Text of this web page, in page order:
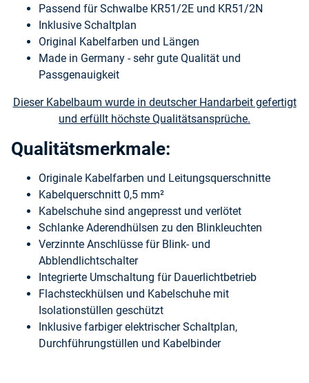
Passend für Schwalbe KR51/2E und KR51/2N
Inklusive Schaltplan
Original Kabelfarben und Längen
Made in Germany - sehr gute Qualität und
Passgenauigkeit
Dieser Kabelbaum wurde in deutscher Handarbeit gefertigt
und erfüllt höchste Qualitätsansprüche.
Qualitätsmerkmale:
Originale Kabelfarben und Leitungsquerschnitte
Kabelquerschnitt 0,5 mm²
Kabelschuhe sind angepresst und verlötet
Schlanke Aderendhülsen zu den Blinkleuchten
Verzinnte Anschlüsse für Blink- und
Abblendlichtschalter
Integrierte Umschaltung für Dauerlichtbetrieb
Flachsteckhülsen und Kabelschuhe mit
Isolationstüllen geschützt
Inklusive farbiger elektrischer Schaltplan,
Durchführungstüllen und Kabelbinder